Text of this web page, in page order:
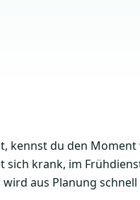
kennst du den
sich krank, im
aus Planung